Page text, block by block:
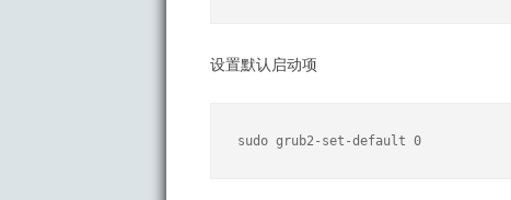
设置默认启动项
sudo grub2-set-default 0